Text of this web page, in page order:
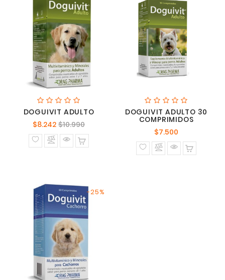
DOGUIVIT ADULTO
$8.242 Precio
normal
$10.990Precio
DOGUIVIT ADULTO 30
COMPRIMIDOS
$7.500
normal
-25%